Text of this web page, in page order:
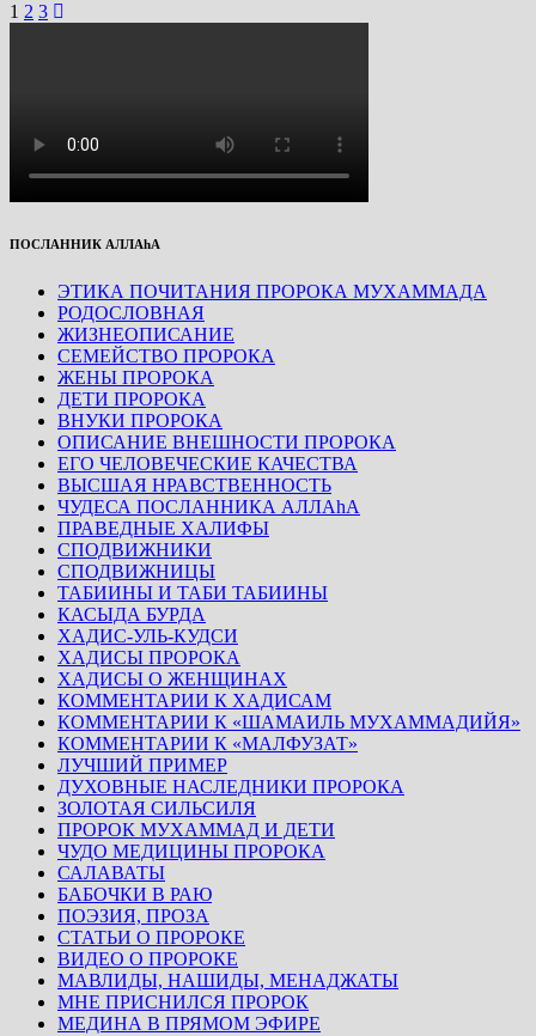
1 2 3
ПОСЛАННИК АЛЛАhА
ЭТИКА ПОЧИТАНИЯ ПРОРОКА МУХАММАДА
РОДОСЛОВНАЯ
ЖИЗНЕОПИСАНИЕ
СЕМЕЙСТВО ПРОРОКА
ЖЕНЫ ПРОРОКА
ДЕТИ ПРОРОКА
ВНУКИ ПРОРОКА
ОПИСАНИЕ ВНЕШНОСТИ ПРОРОКА
ЕГО ЧЕЛОВЕЧЕСКИЕ КАЧЕСТВА
ВЫСШАЯ НРАВСТВЕННОСТЬ
ЧУДЕСА ПОСЛАННИКА АЛЛАhА
ПРАВЕДНЫЕ ХАЛИФЫ
СПОДВИЖНИКИ
СПОДВИЖНИЦЫ
ТАБИИНЫ И ТАБИ ТАБИИНЫ
КАСЫДА БУРДА
ХАДИС-УЛЬ-КУДСИ
ХАДИСЫ ПРОРОКА
ХАДИСЫ О ЖЕНЩИНАХ
КОММЕНТАРИИ К ХАДИСАМ
КОММЕНТАРИИ К «ШАМАИЛЬ МУХАММАДИЙЯ»
КОММЕНТАРИИ К «МАЛФУЗАТ»
ЛУЧШИЙ ПРИМЕР
ДУХОВНЫЕ НАСЛЕДНИКИ ПРОРОКА
ЗОЛОТАЯ СИЛЬСИЛЯ
ПРОРОК МУХАММАД И ДЕТИ
ЧУДО МЕДИЦИНЫ ПРОРОКА
САЛАВАТЫ
БАБОЧКИ В РАЮ
ПОЭЗИЯ, ПРОЗА
СТАТЬИ О ПРОРОКЕ
ВИДЕО О ПРОРОКЕ
МАВЛИДЫ, НАШИДЫ, МЕНАДЖАТЫ
МНЕ ПРИСНИЛСЯ ПРОРОК
МЕДИНА В ПРЯМОМ ЭФИРЕ